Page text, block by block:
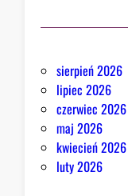
sierpień 2026
lipiec 2026
czerwiec 2026
maj 2026
kwiecień 2026
luty 2026